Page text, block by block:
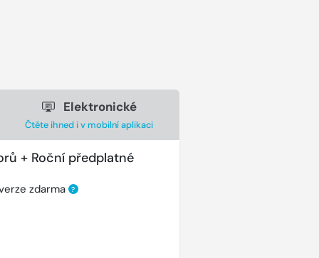
Elektronické
Čtěte ihned i v mobilní aplikaci
+ Roční předplatné
zdarma ?